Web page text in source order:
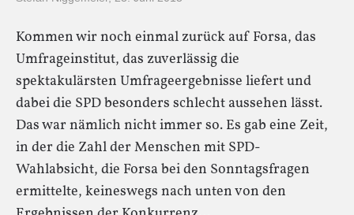
Kommen wir noch einmal zurück auf Forsa, das
Umfrageinstitut, das zuverlässig die
spektakulärsten Umfrageergebnisse liefert und
dabei die SPD besonders schlecht aussehen lässt.
Das war nämlich nicht immer so. Es gab eine Zeit,
in der die Zahl der Menschen mit SPD-
Wahlabsicht, die Forsa bei den Sonntagsfragen
ermittelte, keineswegs nach unten von den